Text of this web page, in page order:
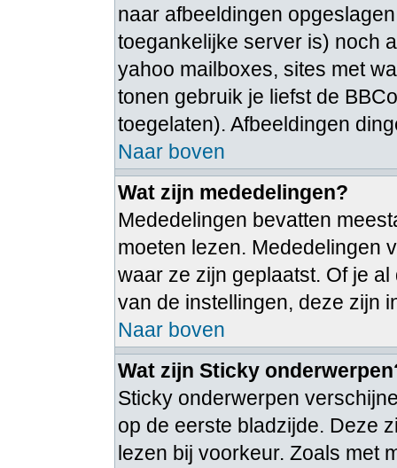
naar afbeeldingen
toegankelijke server is) noch
yahoo mailboxes, sites met
tonen gebruik je liefst de
toegelaten). Afbeeldingen
Naar boven
Wat zijn mededelingen?
Mededelingen bevatten
moeten lezen. Mededelingen
waar ze zijn geplaatst. Of je
van de instellingen, deze zijn
Naar boven
Wat zijn Sticky
Sticky onderwerpen
op de eerste bladzijde. Deze
lezen bij voorkeur. Zoals met